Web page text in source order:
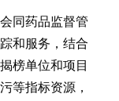
同药品监督管
和服务，结合
榜单位和项目
等指标资源，